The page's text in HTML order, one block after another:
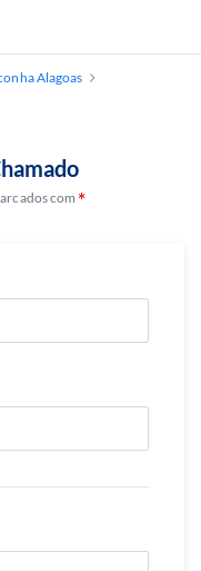
Alagoas
com